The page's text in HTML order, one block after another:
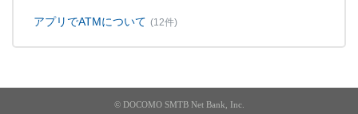
アプリでATMについて (12件)
© DOCOMO SMTB Net Bank, Inc.